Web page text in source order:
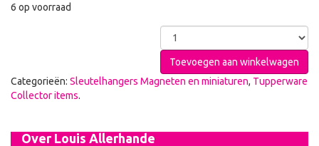
6 op voorraad
Toevoegen aan winkelwagen
Categorieën: Sleutelhangers Magneten en miniaturen, Tupperware
Collector items.
Over Louis Allerhande